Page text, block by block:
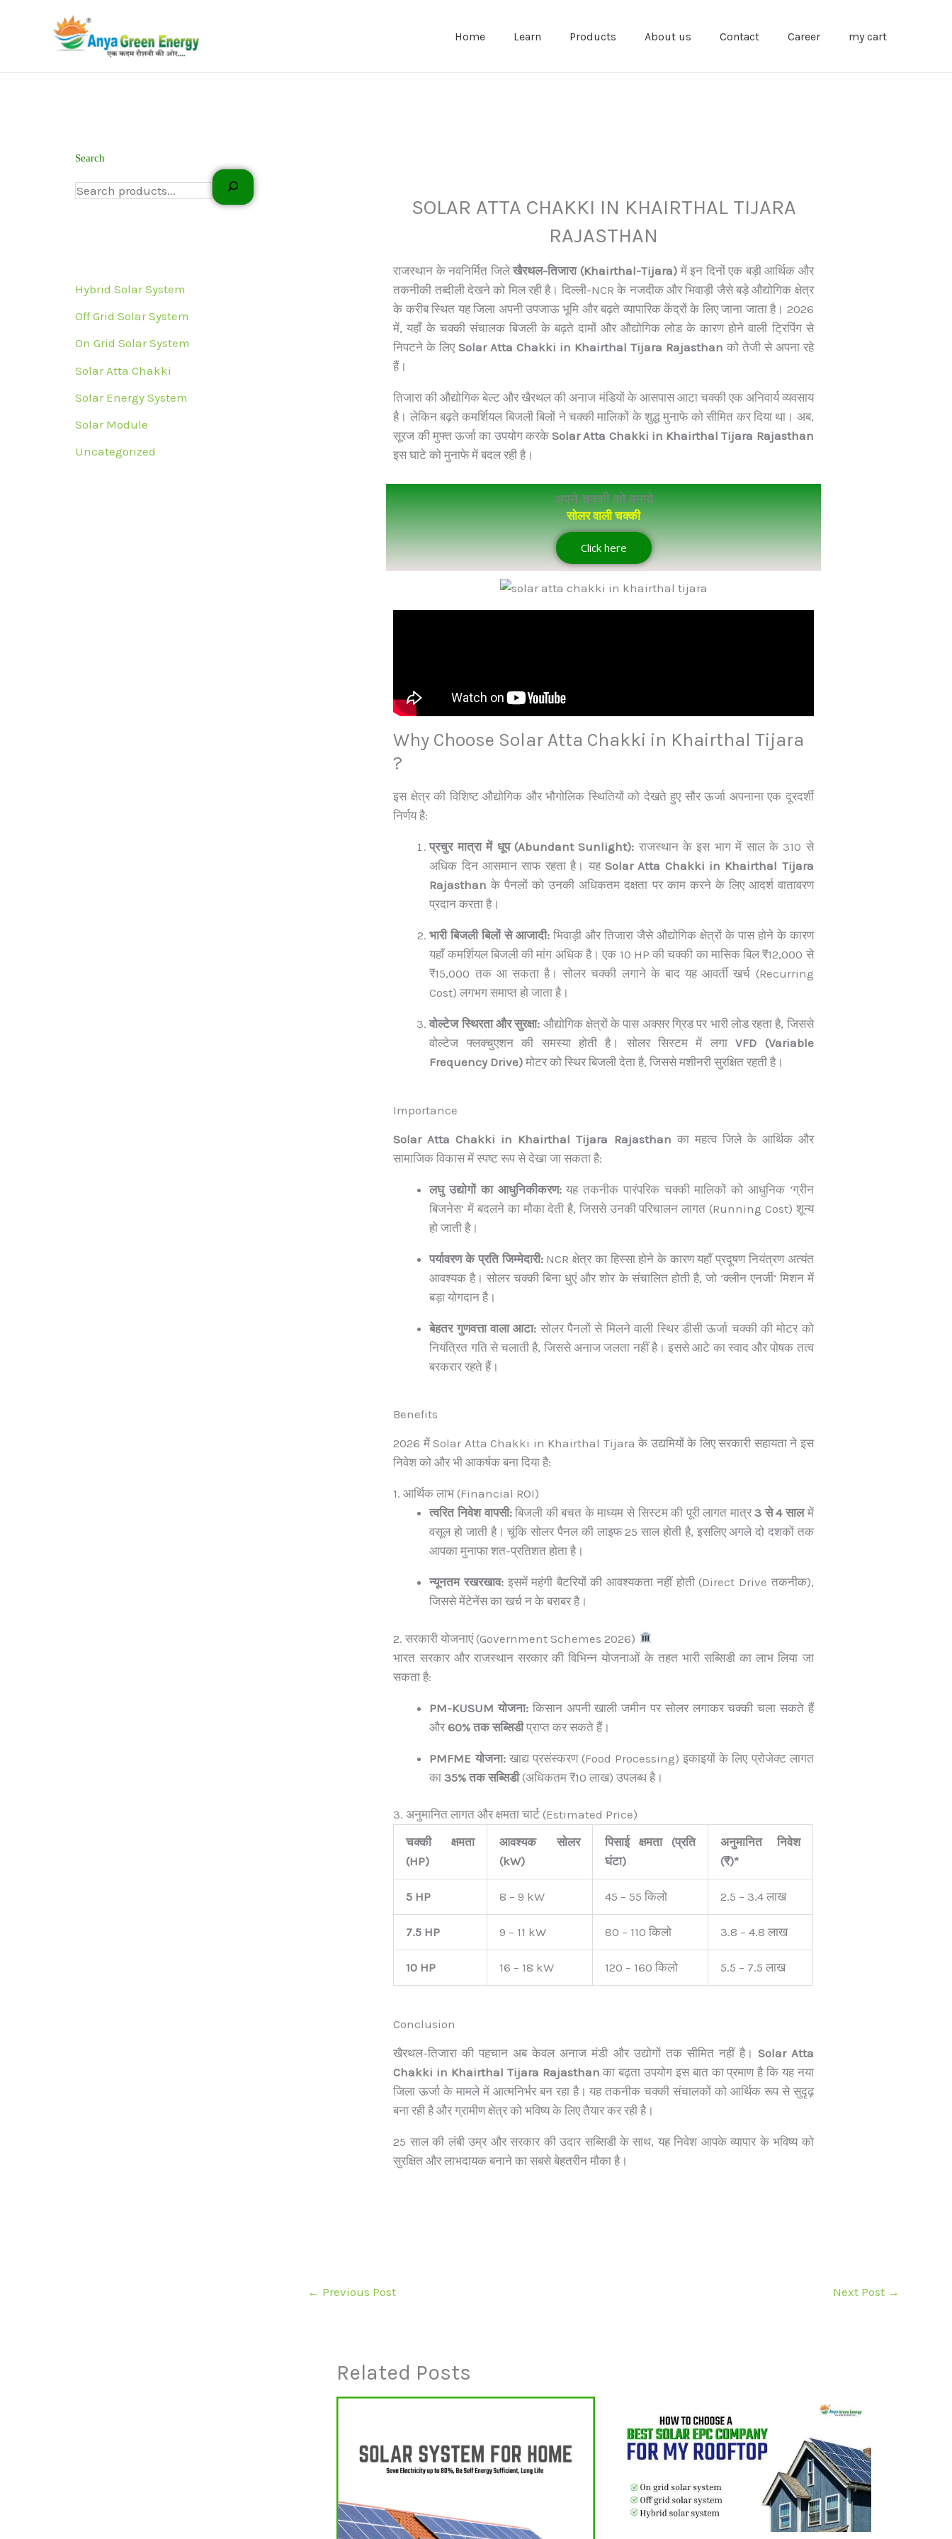
Home Learn Products About us Contact Career my cart
Search
Hybrid Solar System
Off Grid Solar System
On Grid Solar System
Solar Atta Chakki
Solar Energy System
Solar Module
Uncategorized
SOLAR ATTA CHAKKI IN KHAIRTHAL TIJARA
RAJASTHAN
राजस्थान के नवनिर्मित जिलेखैरथल-तिजारा (Khairthal-Tijara) में इन दिनों एक बड़ी आर्थिक और
तकनीकी तब्दीली देखने को मिल रही है। दिल्ली-NCR के नजदीक और भिवाड़ी जैसे बड़े औद्योगिक क्षेत्र
के करीब स्थित यह जिला अपनी उपजाऊ भूमि और बढ़ते व्यापारिक केंद्रों के लिए जाना जाता है। 2026
में, यहाँ के चक्की संचालक बिजली के बढ़ते दामों और औद्योगिक लोड के कारण होने वाली ट्रिपिंग से
निपटने के लिएSolar Atta Chakki in Khairthal Tijara Rajasthan को तेजी से अपना रहे
हैं।
तिजारा की औद्योगिक बेल्ट और खैरथल की अनाज मंडियों के आसपास आटा चक्की एक अनिवार्य व्यवसाय
है। लेकिन बढ़ते कमर्शियल बिजली बिलों ने चक्की मालिकों के शुद्ध मुनाफे को सीमित कर दिया था। अब,
सूरज की मुफ्त ऊर्जा का उपयोग करकेSolar Atta Chakki in Khairthal Tijara Rajasthan
इस घाटे को मुनाफे में बदल रही है।
अपने चक्की को बनाये
सोलर वाली चक्की
Click here
Why Choose Solar Atta Chakki in Khairthal Tijara
?
इस क्षेत्र की विशिष्ट औद्योगिक और भौगोलिक स्थितियों को देखते हुए सौर ऊर्जा अपनाना एक दूरदर्शी
निर्णय है:
प्रचुर मात्रा में धूप (Abundant Sunlight): राजस्थान के इस भाग में साल के 310 से
अधिक दिन आसमान साफ रहता है। यह Solar Atta Chakki in Khairthal Tijara
Rajasthan के पैनलों को उनकी अधिकतम दक्षता पर काम करने के लिए आदर्श वातावरण
प्रदान करता है।
भारी बिजली बिलों से आजादी: भिवाड़ी और तिजारा जैसे औद्योगिक क्षेत्रों के पास होने के कारण
यहाँ कमर्शियल बिजली की मांग अधिक है। एक 10 HP की चक्की का मासिक बिल ₹12,000 से
₹15,000 तक आ सकता है। सोलर चक्की लगाने के बाद यह आवर्ती खर्च (Recurring
Cost) लगभग समाप्त हो जाता है।
वोल्टेज स्थिरता और सुरक्षा: औद्योगिक क्षेत्रों के पास अक्सर ग्रिड पर भारी लोड रहता है, जिससे
वोल्टेज फ्लक्चुएशन की समस्या होती है। सोलर सिस्टम में लगाVFD (Variable
Frequency Drive) मोटर को स्थिर बिजली देता है, जिससे मशीनरी सुरक्षित रहती है।
Importance
Solar Atta Chakki in Khairthal Tijara Rajasthan का महत्व जिले के आर्थिक और
सामाजिक विकास में स्पष्ट रूप से देखा जा सकता है:
लघु उद्योगों का आधुनिकीकरण:यह तकनीक पारंपरिक चक्की मालिकों को आधुनिक ‘ग्रीन
बिजनेस’ में बदलने का मौका देती है, जिससे उनकी परिचालन लागत (Running Cost) शून्य
हो जाती है।
पर्यावरण के प्रति जिम्मेदारी:NCR क्षेत्र का हिस्सा होने के कारण यहाँ प्रदूषण नियंत्रण अत्यंत
आवश्यक है। सोलर चक्की बिना धुएं और शोर के संचालित होती है, जो ‘क्लीन एनर्जी’ मिशन में
बड़ा योगदान है।
बेहतर गुणवत्ता वाला आटा: सोलर पैनलों से मिलने वाली स्थिर डीसी ऊर्जा चक्की की मोटर को
नियंत्रित गति से चलाती है, जिससे अनाज जलता नहीं है। इससे आटे का स्वाद और पोषक तत्व
बरकरार रहते हैं।
Benefits
2026 में Solar Atta Chakki in Khairthal Tijara के उद्यमियों के लिए सरकारी सहायता ने इस
निवेश को और भी आकर्षक बना दिया है:
1. आर्थिक लाभ (Financial ROI)
त्वरित निवेश वापसी:बिजली की बचत के माध्यम से सिस्टम की पूरी लागत मात्र3 से 4 सालमें
वसूल हो जाती है। चूंकि सोलर पैनल की लाइफ 25 साल होती है, इसलिए अगले दो दशकों तक
आपका मुनाफा शत-प्रतिशत होता है।
न्यूनतम रखरखाव:इसमें महंगी बैटरियों की आवश्यकता नहीं होती (Direct Drive तकनीक),
जिससे मेंटेनेंस का खर्च न के बराबर है।
2. सरकारी योजनाएं (Government Schemes 2026)
भारत सरकार और राजस्थान सरकार की विभिन्न योजनाओं के तहत भारी सब्सिडी का लाभ लिया जा
सकता है:
PM-KUSUM योजना: किसान अपनी खाली जमीन पर सोलर लगाकर चक्की चला सकते हैं
और60% तक सब्सिडीप्राप्त कर सकते हैं।
PMFME योजना:खाद्य प्रसंस्करण (Food Processing) इकाइयों के लिए प्रोजेक्ट लागत
का35% तक सब्सिडी(अधिकतम ₹10 लाख) उपलब्ध है।
3. अनुमानित लागत और क्षमता चार्ट (Estimated Price)
चक्की क्षमता
(HP)
आवश्यक सोलर
(kW)
पिसाई क्षमता (प्रति
घंटा)
अनुमानित निवेश
(₹)*
5 HP 8 – 9 kW 45 – 55 किलो 2.5 – 3.4 लाख
7.5 HP 9 – 11 kW 80 – 110 किलो 3.8 – 4.8 लाख
10 HP 16 – 18 kW 120 – 160 किलो 5.5 – 7.5 लाख
Conclusion
खैरथल-तिजारा की पहचान अब केवल अनाज मंडी और उद्योगों तक सीमित नहीं है। Solar Atta
Chakki in Khairthal Tijara Rajasthan का बढ़ता उपयोग इस बात का प्रमाण है कि यह नया
जिला ऊर्जा के मामले में आत्मनिर्भर बन रहा है। यह तकनीक चक्की संचालकों को आर्थिक रूप से सुदृढ़
बना रही है और ग्रामीण क्षेत्र को भविष्य के लिए तैयार कर रही है।
25 साल की लंबी उम्र और सरकार की उदार सब्सिडी के साथ, यह निवेश आपके व्यापार के भविष्य को
सुरक्षित और लाभदायक बनाने का सबसे बेहतरीन मौका है।
← Previous Post Next Post →
Related Posts